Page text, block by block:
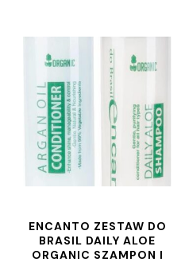
ENCANTO ZESTAW DO
BRASIL DAILY ALOE
ORGANIC SZAMPON I